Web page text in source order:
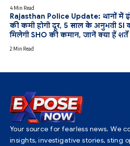
4 Min Read
Rajasthan Police Update: थानों में
की कमी होगी दूर, 5 साल के अनुभवी SI
मिलेगी SHO की कमान, जानें क्या हैं शर्तें
2 Min Read
Your source for fearless news. We
insights, investigative stories, sting